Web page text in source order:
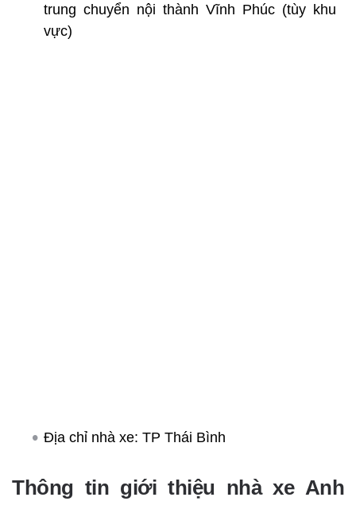
trung chuyển nội thành Vĩnh Phúc (tùy khu
vực)
Địa chỉ nhà xe: TP Thái Bình
Thông tin giới thiệu nhà xe Anh